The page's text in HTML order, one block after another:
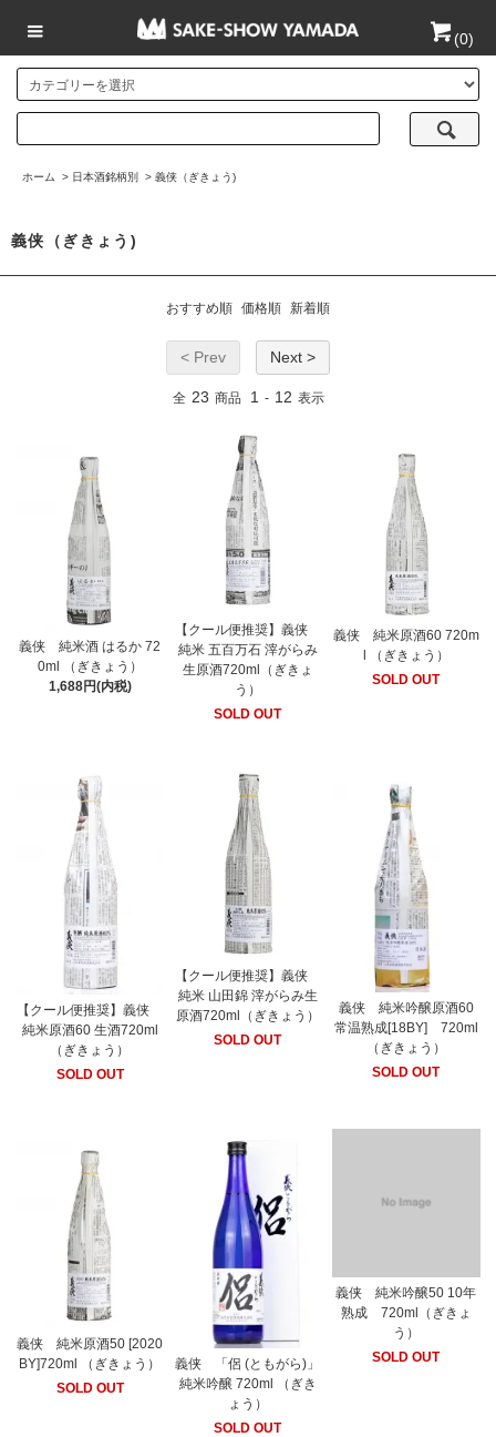
(0)
ホーム > 日本酒銘柄別 > 義侠（ぎきょう)
義侠（ぎきょう)
おすすめ順 価格順 新着順
< Prev Next >
全 23 商品 1 - 12 表示
義侠 純米酒 はるか 72
0ml （ぎきょう）
1,688円(内税)
【クール便推奨】義侠
純米 五百万石 滓がらみ
生原酒720ml（ぎきょ
う）
SOLD OUT
義侠 純米原酒60 720m
l （ぎきょう）
SOLD OUT
【クール便推奨】義侠
純米原酒60 生酒720ml
（ぎきょう）
SOLD OUT
【クール便推奨】義侠
純米 山田錦 滓がらみ生
原酒720ml（ぎきょう）
SOLD OUT
義侠 純米吟醸原酒60
常温熟成[18BY] 720ml
（ぎきょう）
SOLD OUT
義侠 純米原酒50 [2020
BY]720ml （ぎきょう）
SOLD OUT
義侠 「侶 (ともがら)」
純米吟醸 720ml （ぎき
ょう）
SOLD OUT
義侠 純米吟醸50 10年
熟成 720ml（ぎきょ
う）
SOLD OUT